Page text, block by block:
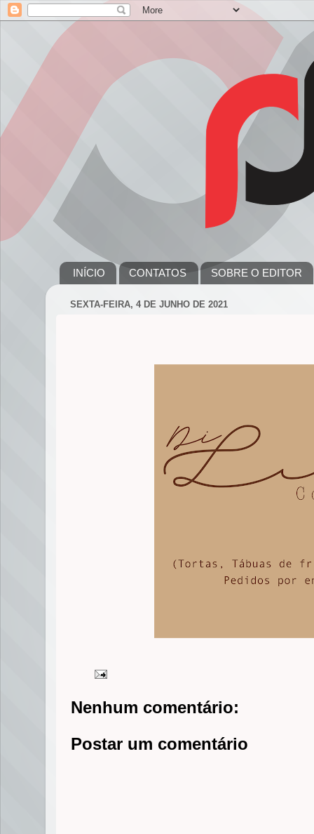
INÍCIO CONTATOS SOBRE O EDITOR
SEXTA-FEIRA, 4 DE JUNHO DE 2021
Nenhum comentário:
Postar um comentário